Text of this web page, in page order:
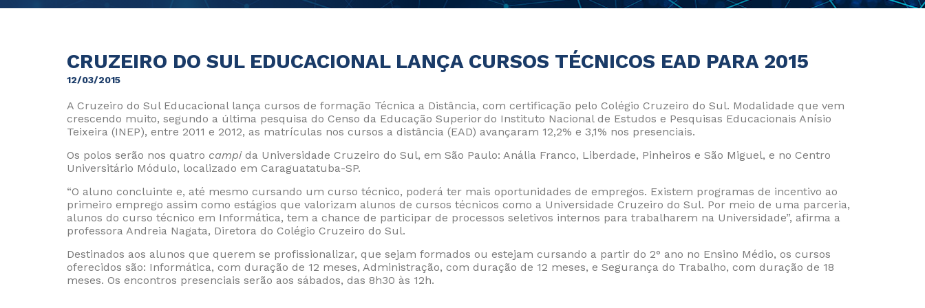
CRUZEIRO DO SUL EDUCACIONAL LANÇA CURSOS TÉCNICOS EAD PARA 2015
12/03/2015
A Cruzeiro do Sul Educacional lança cursos de formação Técnica a Distância, com certificação pelo Colégio Cruzeiro do Sul. Modalidade que vem
crescendo muito, segundo a última pesquisa do Censo da Educação Superior do Instituto Nacional de Estudos e Pesquisas Educacionais Anísio
Teixeira (INEP), entre 2011 e 2012, as matrículas nos cursos a distância (EAD) avançaram 12,2% e 3,1% nos presenciais.
Os polos serão nos quatro campi da Universidade Cruzeiro do Sul, em São Paulo: Anália Franco, Liberdade, Pinheiros e São Miguel, e no Centro
Universitário Módulo, localizado em Caraguatatuba-SP.
“O aluno concluinte e, até mesmo cursando um curso técnico, poderá ter mais oportunidades de empregos. Existem programas de incentivo ao
primeiro emprego assim como estágios que valorizam alunos de cursos técnicos como a Universidade Cruzeiro do Sul. Por meio de uma parceria,
alunos do curso técnico em Informática, tem a chance de participar de processos seletivos internos para trabalharem na Universidade”, afirma a
professora Andreia Nagata, Diretora do Colégio Cruzeiro do Sul.
Destinados aos alunos que querem se profissionalizar, que sejam formados ou estejam cursando a partir do 2° ano no Ensino Médio, os cursos
oferecidos são: Informática, com duração de 12 meses, Administração, com duração de 12 meses, e Segurança do Trabalho, com duração de 18
meses. Os encontros presenciais serão aos sábados, das 8h30 às 12h.
Política de Privacidade